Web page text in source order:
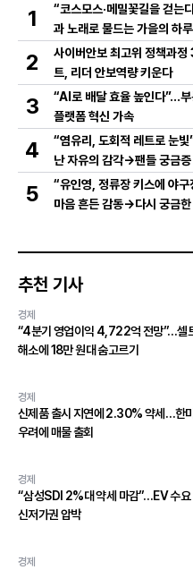
1
“코스모스·메밀꽃길을 걷는
과 노래로 물드는 가을의 하루
2
사이버안보 최고위 정책과
트, 리더 안보역량 키운다
3
“AI로 배달 효율 높인다”…
플랫폼 혁신 가속
4
“염유리, 도회적 레트로 눈
난 자유의 감각→팬들 궁금증
5
“유인영, 정류장 키스에 야
마음 흔든 감동→다시 궁금한
추천 기사
경제
“4분기 영업이익 4,722억 전망”…셀
해소에 18만 원대 숨고르기
경제
신제품 출시 지연에 2.30% 약세…한
우려에 매물 출회
경제
“삼성SDI 2%대 약세 마감”…EV 수요
신저가권 압박
경제